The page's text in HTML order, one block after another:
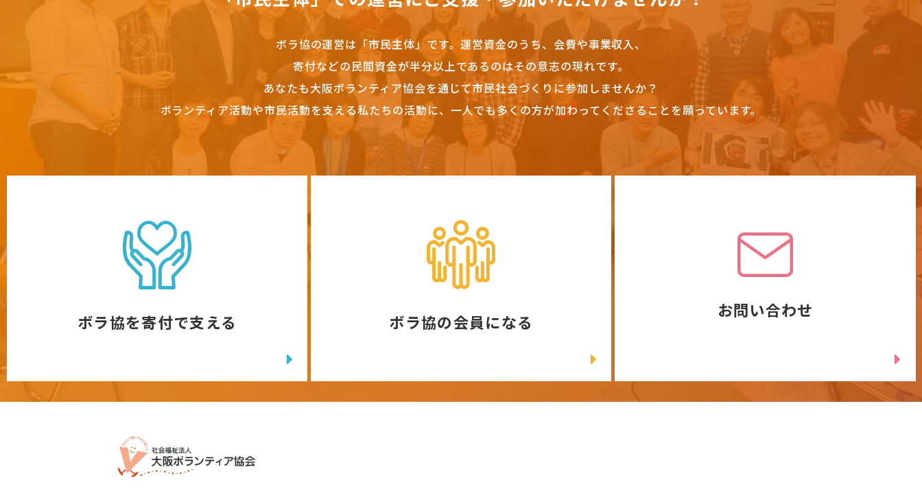
ボラ協の運営は「市民主体」です。 運営資金のうち、会費や事業収入、
寄付などの民間資金が半分以上であるのはその意志の現れです。
あなたも大阪ボランティア協会を通じて市民社会づくりに参加しませんか？
ボランティア活動や市民活動を支える私たちの活動に、一人でも多くの方が加わってくださることを願っています。
ボラ協を寄付で支える ボラ協の会員になる
お問い合わせ